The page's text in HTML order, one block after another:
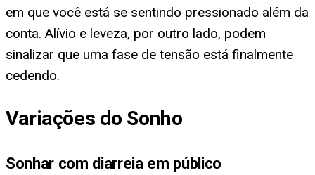
em que você está se sentindo pressionado além da
conta. Alívio e leveza, por outro lado, podem
sinalizar que uma fase de tensão está finalmente
cedendo.
Variações do Sonho
Sonhar com diarreia em público